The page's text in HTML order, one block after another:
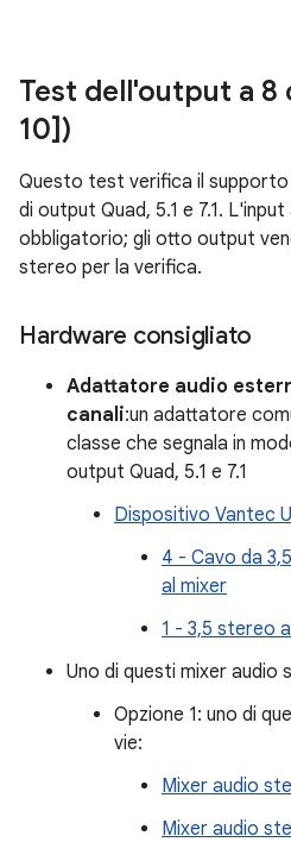
Test dell'output a 8
10])
Questo test verifica il supporto
di output Quad, 5.1 e 7.1.
obbligatorio; gli otto output
stereo per la verifica.
Hardware consigliato
Adattatore audio
canali:un adattatore
classe che segnala in
output Quad, 5.1 e 7.1
Dispositivo Vantec
4 - Cavo da
al mixer
1 - 3,5 stereo
Uno di questi mixer audio
Opzione 1: uno di
vie:
Mixer audio
Mixer audio